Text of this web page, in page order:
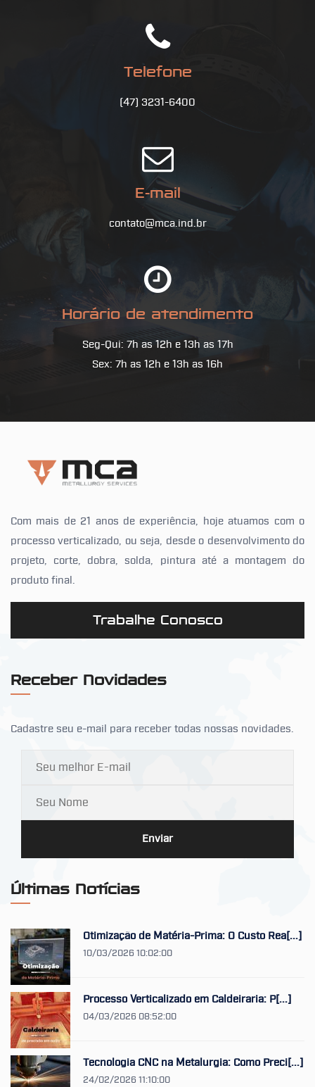
Telefone
(47) 3231-6400
E-mail
contato@mca.ind.br
Horário de atendimento
Seg-Qui: 7h as 12h e 13h as 17h
Sex: 7h as 12h e 13h as 16h
Com mais de 21 anos de experiência, hoje atuamos com o
processo verticalizado, ou seja, desde o desenvolvimento do
projeto, corte, dobra, solda, pintura até a montagem do
produto final.
Trabalhe Conosco
Receber Novidades
Cadastre seu e-mail para receber todas nossas novidades.
Enviar
Últimas Notícias
Otimização de Matéria-Prima: O Custo Rea[...]
10/03/2026 10:02:00
Processo Verticalizado em Caldeiraria: P[...]
04/03/2026 08:52:00
Tecnologia CNC na Metalurgia: Como Preci[...]
24/02/2026 11:10:00